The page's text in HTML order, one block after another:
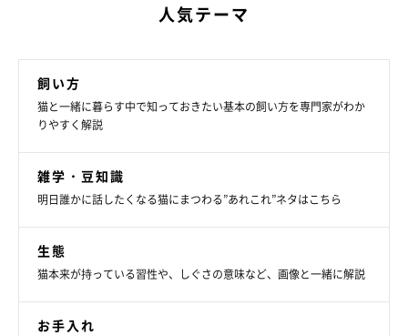
ねこのきもち投稿写真ギャラリー
暗い時間帯に行動が活発になる猫は、暗い中でも活動できる能力
が身についています。猫の網膜の裏には「タペータム」という器
た光を増幅させて、暗いところでも周囲を見ることができるので
人気テーマ
飼い方
猫と一緒に暮らす中で知っておきたい基本の飼い方を専門家がわか
りやすく解説
雑学・豆知識
明日誰かに話したくなる猫にまつわる”あれこれ”ネタはこちら
生態
猫本来が持っている習性や、しぐさの意味など、画像と一緒に解説
お手入れ